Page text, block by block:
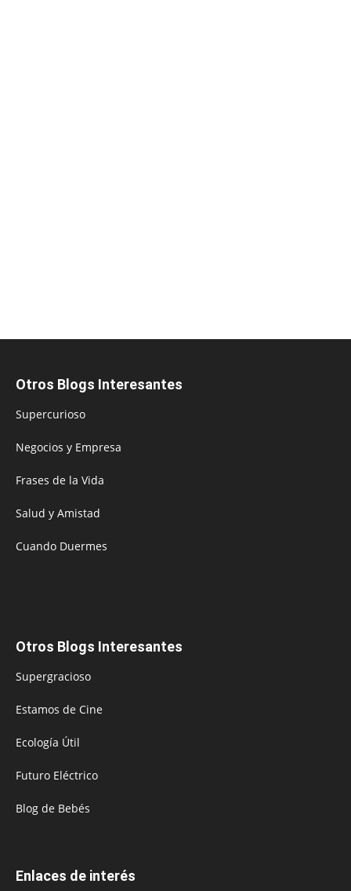
Otros Blogs Interesantes
Supercurioso
Negocios y Empresa
Frases de la Vida
Salud y Amistad
Cuando Duermes
Otros Blogs Interesantes
Supergracioso
Estamos de Cine
Ecología Útil
Futuro Eléctrico
Blog de Bebés
Enlaces de interés